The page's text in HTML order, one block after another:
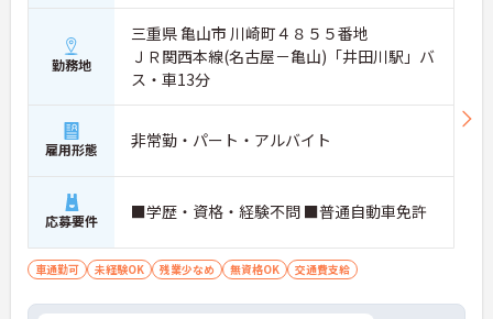
勤務地
三重県 亀山市 川崎町４８５５番地
ＪＲ関西本線(名古屋－亀山)「井田川駅」バ
ス・車13分
雇用形態 非常勤・パート・アルバイト
応募要件 ■学歴・資格・経験不問 ■普通自動車免許
車通勤可 未経験OK 残業少なめ 無資格OK 交通費支給